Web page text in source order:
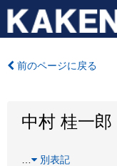
前のページに戻る
中村 桂一郎
別表記